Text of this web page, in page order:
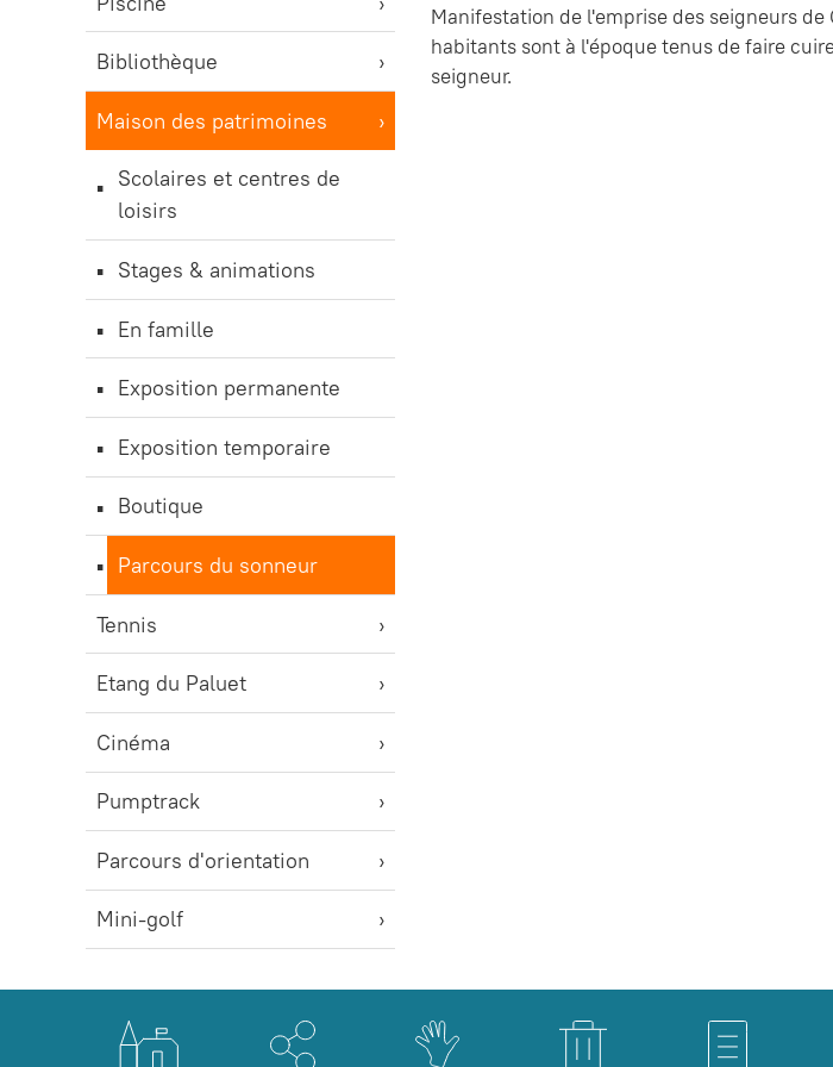
Bibliothèque
Maison des patrimoines
Scolaires et centres de
loisirs
Stages & animations
En famille
Exposition permanente
Exposition temporaire
Boutique
Parcours du sonneur
Tennis
Etang du Paluet
Cinéma
Pumptrack
Parcours d'orientation
Mini-golf
Manifestation de l'emprise des seigneurs
habitants sont à l'époque tenus de faire
seigneur.